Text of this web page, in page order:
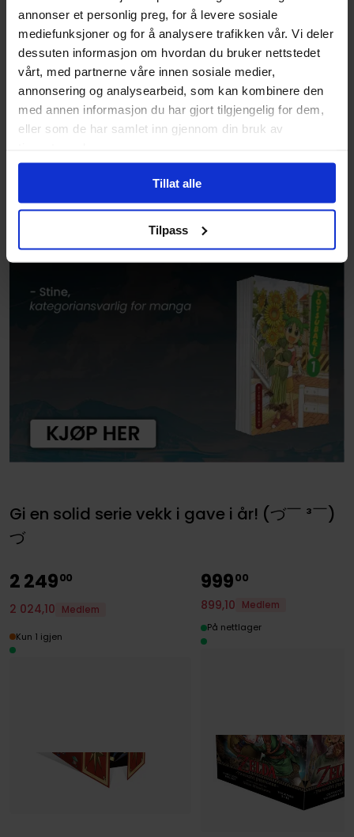
annonser et personlig preg, for å levere sosiale
mediefunksjoner og for å analysere trafikken vår. Vi deler
dessuten informasjon om hvordan du bruker nettstedet
vårt, med partnerne våre innen sosiale medier,
annonsering og analysearbeid, som kan kombinere den
med annen informasjon du har gjort tilgjengelig for dem,
eller som de har samlet inn gjennom din bruk av
Tillat alle
Tilpass
Gi en solid serie vekk i gave i år! (づ￣ ³￣)
づ
224900
2 024,10 Medlem
Kun 1 igjen
99900
899,10
Medlem
På nettlager